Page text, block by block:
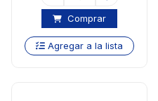
Comprar
Agregar a la lista